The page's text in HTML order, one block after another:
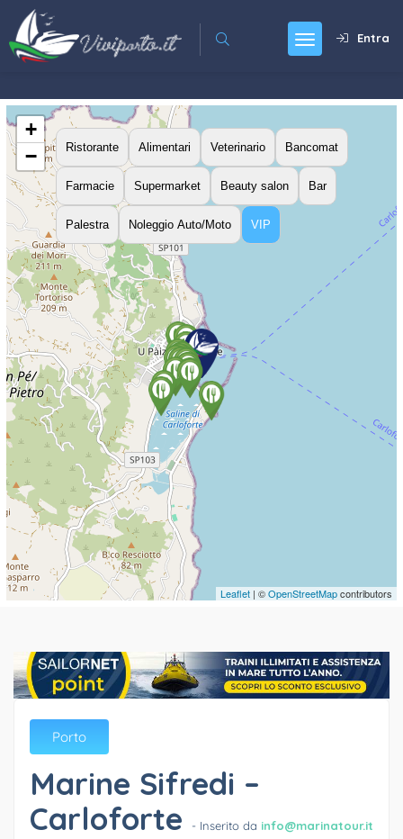
Entra
Ristorante Alimentari Veterinario Bancomat
Farmacie Supermarket Beauty salon Bar
Palestra Noleggio Auto/Moto VIP
+
−
Leaflet | ©OpenStreetMapcontributors
Porto
Marine Sifredi –
Carloforte
- Inserito da info@marinatour.it